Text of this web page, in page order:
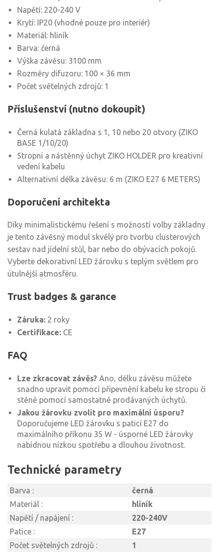
Napětí: 220-240 V
Krytí: IP20 (vhodné pouze pro interiér)
Materiál: hliník
Barva: černá
Výška závěsu: 3100 mm
Rozměry difuzoru: 100 × 36 mm
Počet světelných zdrojů: 1
Příslušenství (nutno dokoupit)
Černá kulatá základna s 1, 10 nebo 20 otvory (ZIKO
BASE 1/10/20)
Stropní a nástěnný úchyt ZIKO HOLDER pro kreativní
vedení kabelu
Alternativní délka závěsu: 6 m (ZIKO E27 6 METERS)
Doporučení architekta
Díky minimalistickému řešení s možností volby základny
je tento závěsný modul skvělý pro tvorbu clusterových
sestav nad jídelní stůl, bar nebo do obývacích pokojů.
Vyberte dekorativní LED žárovku s teplým světlem pro
útulnější atmosféru.
Trust badges & garance
Záruka: 2 roky
Certifikace: CE
FAQ
Lze zkracovat závěs? Ano, délku závěsu můžete
snadno upravit pomocí připevnění kabelu ke stropu či
stěně pomocí samostatně prodávaných úchytů.
Jakou žárovku zvolit pro maximální úsporu?
Doporučujeme LED žárovku s paticí E27 do
maximálního příkonu 35 W - úsporné LED žárovky
nabídnou nízkou spotřebu a dlouhou životnost.
Technické parametry
Barva :
černá
Materiál :
hliník
Napětí / napájení :
220-240V
Patice :
E27
Počet světelných zdrojů :
1